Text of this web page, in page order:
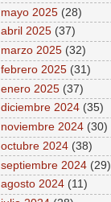
mayo 2025 (28)
abril 2025 (37)
marzo 2025 (32)
febrero 2025 (31)
enero 2025 (37)
diciembre 2024 (35)
noviembre 2024 (30)
octubre 2024 (38)
septiembre 2024 (29)
agosto 2024 (11)